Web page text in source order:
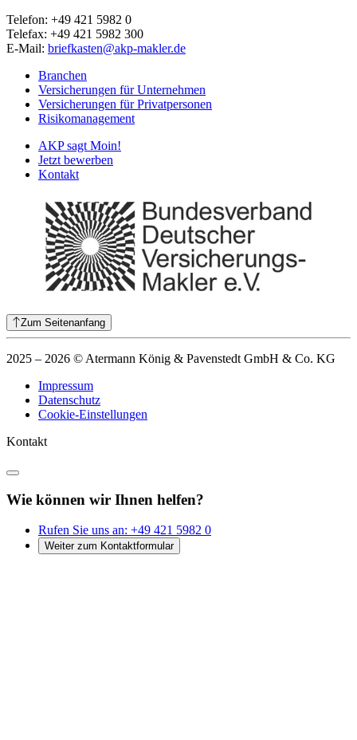
Telefon: +49 421 5982 0
Telefax: +49 421 5982 300
E-Mail: briefkasten@akp-makler.de
Branchen
Versicherungen für Unternehmen
Versicherungen für Privatpersonen
Risikomanagement
AKP sagt Moin!
Jetzt bewerben
Kontakt
Zum Seitenanfang
2025 – 2026 © Atermann König & Pavenstedt GmbH & Co. KG
Impressum
Datenschutz
Cookie-Einstellungen
Kontakt
Wie können wir Ihnen helfen?
Rufen Sie uns an: +49 421 5982 0